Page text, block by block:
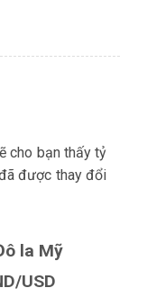
cho bạn thấy tỷ
được thay đổi
la Mỹ
USD